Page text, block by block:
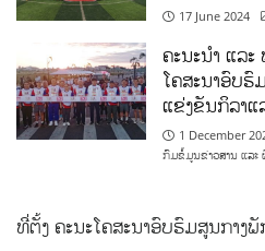
17 June 2024
ຄະນະນຳ ແລະ
ໂຄສະນາອົບຮົ
ແຂ່ງຂັນກິລາ
1 December
ກົມຂໍ້ມູນຂ່າວສານ ແລະ
ທີ່ຕັ້ງ ຄະນະໂຄສະນາອົບຮົມສູນກາງ